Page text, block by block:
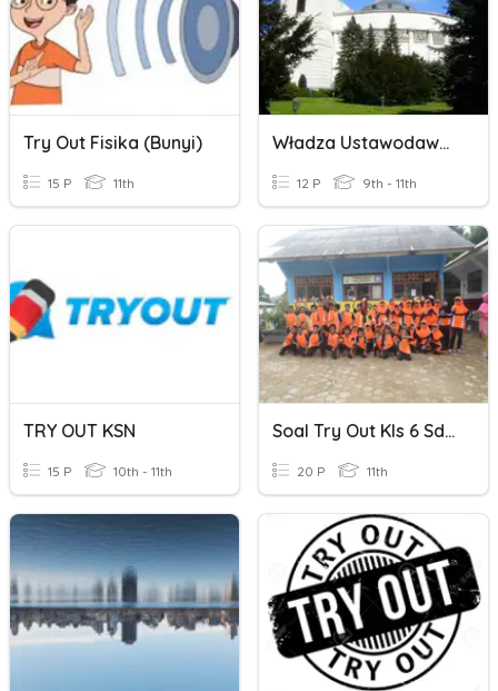
Try Out Fisika (Bunyi)
15 P 11th
Władza Ustawodawcza
12 P 9th - 11th
TRY OUT KSN
15 P 10th - 11th
Soal Try Out Kls 6 Sd 2020
20 P 11th